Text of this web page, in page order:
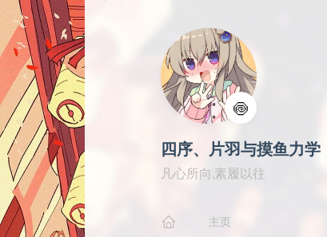
🍥
四序、片羽与摸鱼力学
凡心所向,素履以往
主页